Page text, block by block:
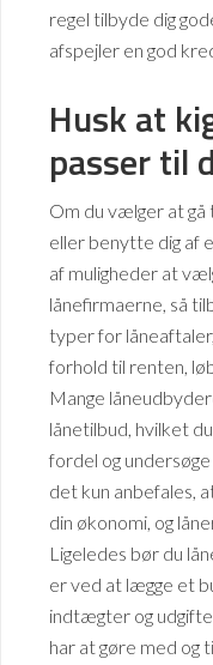
regel tilbyde dig
afspejler en god
Husk at
passer til
Om du vælger at gå
eller benytte dig af
af muligheder at
lånefirmaerne, så
typer for
forhold til renten,
Mange
lånetilbud, hvilket
fordel og
det kun anbefales,
din økonomi, og
Ligeledes bør du
er ved at lægge et
indtægter og
har at gøre med og